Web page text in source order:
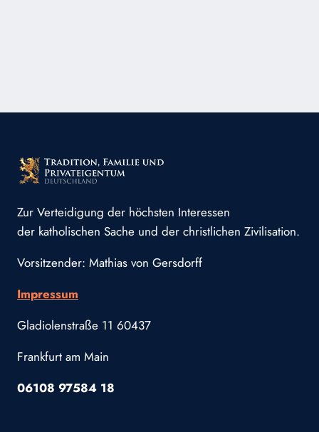
Zur Verteidigung der höchsten Interessen
der katholischen Sache und der christlichen Zivilisation.
Vorsitzender: Mathias von Gersdorff
Impressum
Gladiolenstraße 11 60437
Frankfurt am Main
06108 97584 18